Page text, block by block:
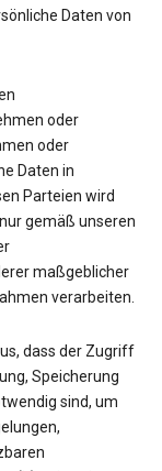
Daten von
oder
oder
Daten in
Parteien wird
gemäß unseren
maßgeblicher
verarbeiten.
dass der Zugriff
Speicherung
sind, um